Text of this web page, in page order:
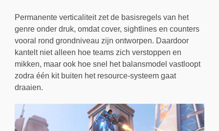
Permanente verticaliteit zet de basisregels van het
genre onder druk, omdat cover, sightlines en counters
vooral rond grondniveau zijn ontworpen. Daardoor
kantelt niet alleen hoe teams zich verstoppen en
mikken, maar ook hoe snel het balansmodel vastloopt
zodra één kit buiten het resource-systeem gaat
draaien.